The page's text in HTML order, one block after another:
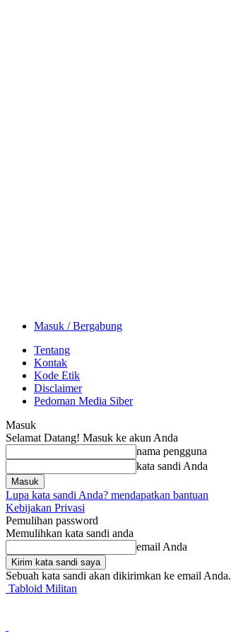
Masuk / Bergabung
Tentang
Kontak
Kode Etik
Disclaimer
Pedoman Media Siber
Masuk
Selamat Datang! Masuk ke akun Anda
nama pengguna
kata sandi Anda
Lupa kata sandi Anda? mendapatkan bantuan
Kebijakan Privasi
Pemulihan password
Memulihkan kata sandi anda
email Anda
Sebuah kata sandi akan dikirimkan ke email Anda.
Tabloid Militan